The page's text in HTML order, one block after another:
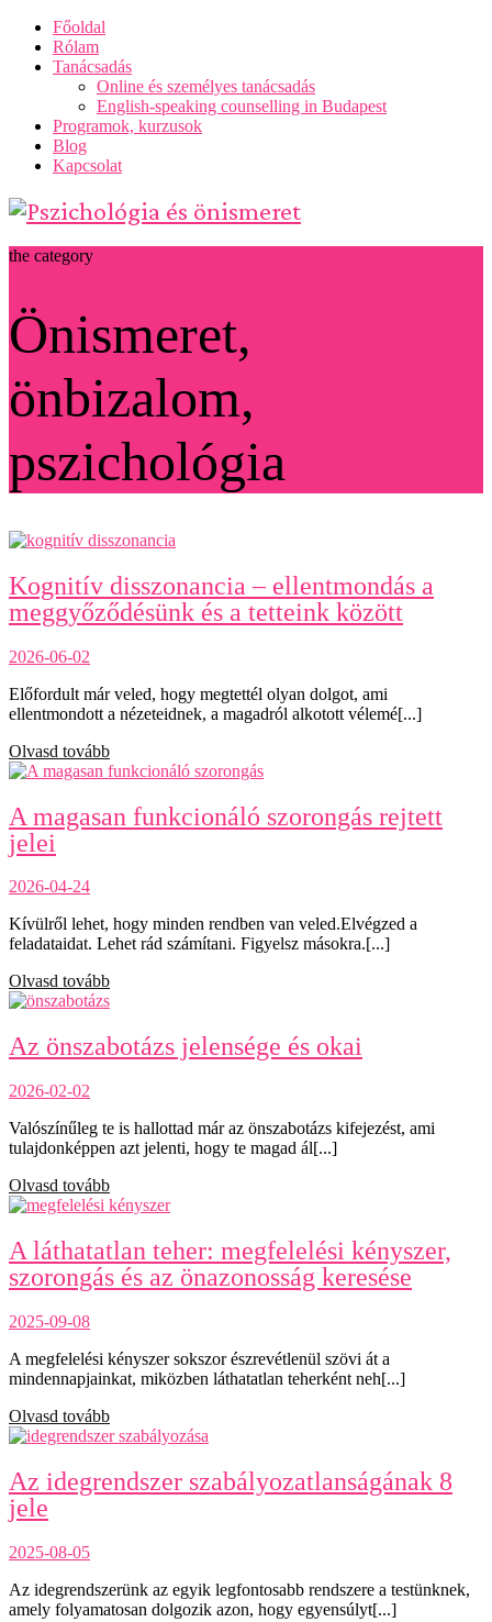
Főoldal
Rólam
Tanácsadás
Online és személyes tanácsadás
English-speaking counselling in Budapest
Programok, kurzusok
Blog
Kapcsolat
the category
Önismeret,
önbizalom,
pszichológia
Kognitív disszonancia – ellentmondás a
meggyőződésünk és a tetteink között
2026-06-02
Előfordult már veled, hogy megtettél olyan dolgot, ami
ellentmondott a nézeteidnek, a magadról alkotott vélemé[...]
Olvasd tovább
A magasan funkcionáló szorongás rejtett
jelei
2026-04-24
Kívülről lehet, hogy minden rendben van veled.Elvégzed a
feladataidat. Lehet rád számítani. Figyelsz másokra.[...]
Olvasd tovább
Az önszabotázs jelensége és okai
2026-02-02
Valószínűleg te is hallottad már az önszabotázs kifejezést, ami
tulajdonképpen azt jelenti, hogy te magad ál[...]
Olvasd tovább
A láthatatlan teher: megfelelési kényszer,
szorongás és az önazonosság keresése
2025-09-08
A megfelelési kényszer sokszor észrevétlenül szövi át a
mindennapjainkat, miközben láthatatlan teherként neh[...]
Olvasd tovább
Az idegrendszer szabályozatlanságának 8
jele
2025-08-05
Az idegrendszerünk az egyik legfontosabb rendszere a testünknek,
amely folyamatosan dolgozik azon, hogy egyensúlyt[...]